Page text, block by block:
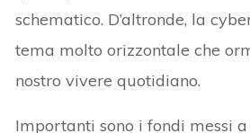
schematico. D’altronde, la
tema molto orizzontale che
nostro vivere quotidiano.
Importanti sono i fondi messi